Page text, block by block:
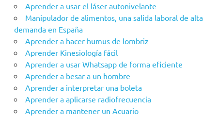
Aprender a usar el láser autonivelante
Manipulador de alimentos, una salida laboral de alta
demanda en España
Aprender a hacer humus de lombriz
Aprender Kinesiología fácil
Aprender a usar Whatsapp de forma eficiente
Aprender a besar a un hombre
Aprender a interpretar una boleta
Aprender a aplicarse radiofrecuencia
Aprender a mantener un Acuario